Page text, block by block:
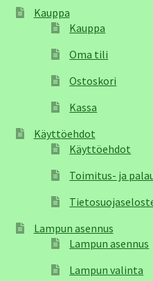
Kauppa
Kauppa
Oma tili
Ostoskori
Kassa
Käyttöehdot
Käyttöehdot
Toimitus- ja
Lampun asennus
Lampun asennus
Lampun valinta